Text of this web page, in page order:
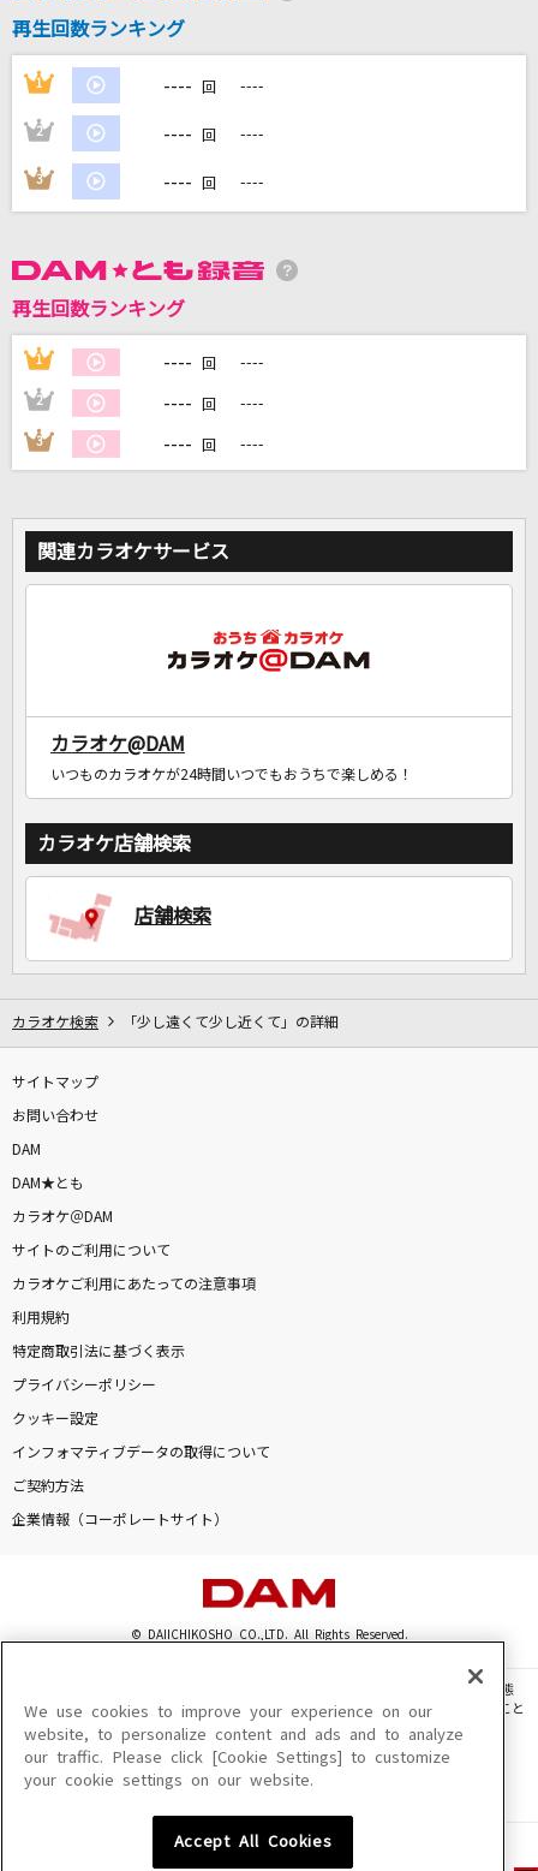
やくしまるえつこ
カラオケ最新情報をチェック！
再生回数ランキング
1 ---- 回 ----
2 ---- 回 ----
3 ---- 回 ----
再生回数ランキング
1 ---- 回 ----
2 ---- 回 ----
3 ---- 回 ----
関連カラオケサービス
カラオケ@DAM
いつものカラオケが24時間いつでもおうちで楽しめる！
カラオケ店舗検索
店舗検索
カラオケ検索 「少し遠くて少し近くて」の詳細
サイトマップ
お問い合わせ
DAM
DAM★とも
カラオケ＠DAM
サイトのご利用について
カラオケご利用にあたっての注意事項
利用規約
特定商取引法に基づく表示
プライバシーポリシー
クッキー設定
インフォマティブデータの取得について
ご契約方法
企業情報（コーポレートサイト）
© DAIICHIKOSHO CO.,LTD. All Rights Reserved.
このサイトに掲載されている一切の文章・画像・写真・動画・音声等を、手段や形態
を問わず、著作権法の定める範囲を超えて無断で複製、転載、ファイル化などすること
を禁じます。
楽曲及びコンテンツは、機種によりご利用いただけない場合があります。
楽曲及びコンテンツの配信日、配信内容が変更になる場合があります。
We use cookies to improve your experience on our
website, to personalize content and ads and to analyze
our traffic. Please click [Cookie Settings] to customize
your cookie settings on our website.
Accept All Cookies